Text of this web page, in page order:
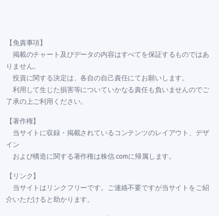
【免責事項】
掲載のチャート及びデータの内容はすべてを保証するものではあ
りません。
投資に関する決定は、各自の自己責任にてお願いします。
利用して生じた損害等についていかなる責任も負いませんのでご
了承の上ご利用ください。
【著作権】
当サイトに収録・掲載されているコンテンツのレイアウト、デザ
イン
および構造に関する著作権は株信.comに帰属します。
【リンク】
当サイトはリンクフリーです。ご連絡不要ですが当サイトをご紹
介いただけると助かります。